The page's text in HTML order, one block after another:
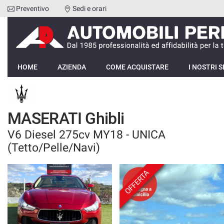
HOME
AZIENDA
COME ACQUISTARE
I NOSTRI SERVIZI
LISTA VEICOLI
VENDI LA TUA AUTO
Preventivo Sedi e orari
HOME AZIENDA COME ACQUISTARE I NOSTRI
MASERATI Ghibli
V6 Diesel 275cv MY18 - UNICA
(Tetto/Pelle/Navi)
OFFERTA
Le
preferenze
di
Il
seguente
pannello
consente
esprimere
le
preferenze
di
consenso
alle
tecnologie
di